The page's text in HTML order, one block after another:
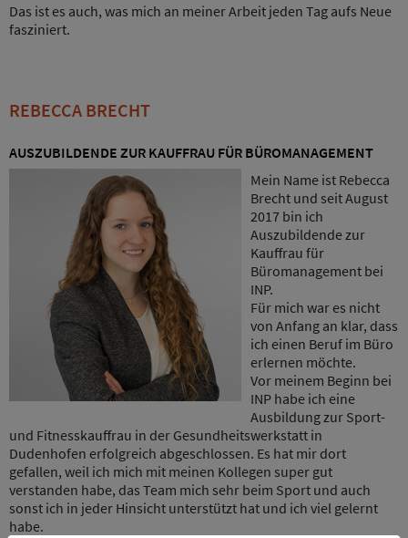
Das ist es auch, was mich an meiner Arbeit jeden Tag aufs Neue
fasziniert.
REBECCA BRECHT
AUSZUBILDENDE ZUR KAUFFRAU FÜR BÜROMANAGEMENT
Mein Name ist Rebecca
Brecht und seit August
2017 bin ich
Auszubildende zur
Kauffrau für
Büromanagement bei
INP.
Für mich war es nicht
von Anfang an klar, dass
ich einen Beruf im Büro
erlernen möchte.
Vor meinem Beginn bei
INP habe ich eine
Ausbildung zur Sport-
und Fitnesskauffrau in der Gesundheitswerkstatt in
Dudenhofen erfolgreich abgeschlossen. Es hat mir dort
gefallen, weil ich mich mit meinen Kollegen super gut
verstanden habe, das Team mich sehr beim Sport und auch
sonst ich in jeder Hinsicht unterstützt hat und ich viel gelernt
habe.